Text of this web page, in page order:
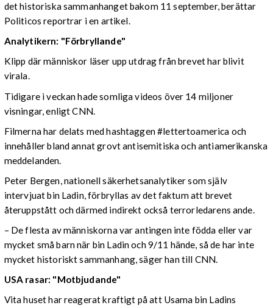
det historiska sammanhanget bakom 11 september, berättar
Politicos reportrar i en artikel.
Analytikern: "Förbryllande"
Klipp där människor läser upp utdrag från brevet har blivit
virala.
Tidigare i veckan hade somliga videos över 14 miljoner
visningar, enligt CNN.
Filmerna har delats med hashtaggen #lettertoamerica och
innehåller bland annat grovt antisemitiska och antiamerikanska
meddelanden.
Peter Bergen, nationell säkerhetsanalytiker som själv
intervjuat bin Ladin, förbryllas av det faktum att brevet
återuppstått och därmed indirekt också terrorledarens ande.
– De flesta av människorna var antingen inte födda eller var
mycket små barn när bin Ladin och 9/11 hände, så de har inte
mycket historiskt sammanhang, säger han till CNN.
USA rasar: "Motbjudande"
Vita huset har reagerat kraftigt på att Usama bin Ladins